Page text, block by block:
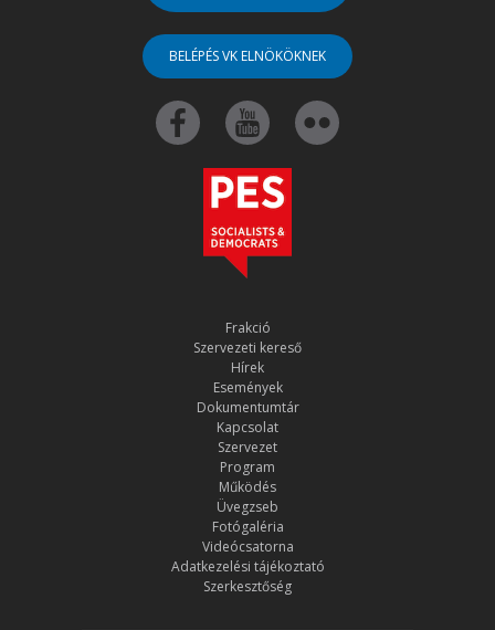
BELÉPÉS VK ELNÖKÖKNEK
Frakció
Szervezeti kereső
Hírek
Események
Dokumentumtár
Kapcsolat
Szervezet
Program
Működés
Üvegzseb
Fotógaléria
Videócsatorna
Adatkezelési tájékoztató
Szerkesztőség